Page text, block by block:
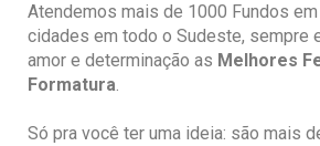
Atendemos mais de 1000 Fundos
cidades em todo o Sudeste, sempre
amor e determinação as Melhores
Formatura.
Só pra você ter uma ideia: são mais